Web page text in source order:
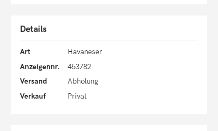
Details
Art
Havaneser
Anzeigennr.
453782
Versand
Abholung
Verkauf
Privat